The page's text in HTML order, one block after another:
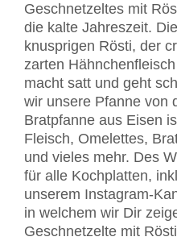
Geschnetzeltes mit
die kalte Jahreszeit.
knusprigen Rösti, der
zarten
macht satt und geht
wir unsere Pfanne von
Bratpfanne aus Eisen
Fleisch, Omelettes,
und vieles mehr. Des
für alle Kochplatten,
unserem Instagram-
in welchem wir Dir
Geschnetzelte mit